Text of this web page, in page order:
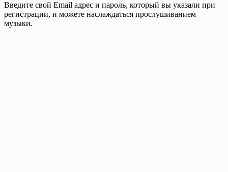
Введите свой Email адрес и пароль, который вы указали при
регистрации, и можете наслаждаться прослушиванием
музыки.